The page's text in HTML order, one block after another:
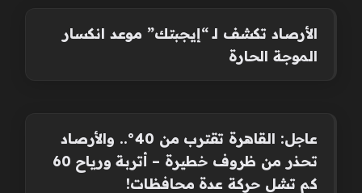
الأرصاد تكشف لـ “إيجبتك” موعد انكسار
الموجة الحارة
عاجل: القاهرة تقترب من 40°.. والأرصاد
تحذر من ظروف خطيرة – أتربة ورياح 60
كم تشل حركة عدة محافظات!